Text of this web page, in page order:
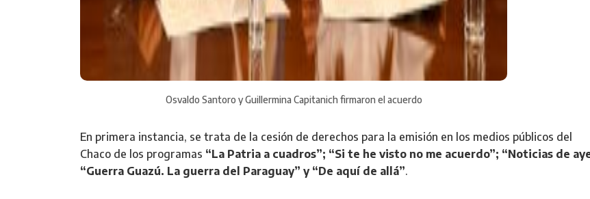
Osvaldo Santoro y Guillermina Capitanich firmaron el acuerdo
En primera instancia, se trata de la cesión de derechos para la emisión en los medios públicos del
Chaco de los programas “La Patria a cuadros”; “Si te he visto no me acuerdo”; “Noticias de
“Guerra Guazú. La guerra del Paraguay” y “De aquí de allá”.